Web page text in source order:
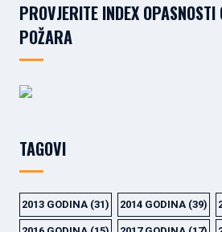
PROVJERITE INDEX OPASNOSTI
POŽARA
TAGOVI
2013 GODINA (31) 2014 GODINA (39)